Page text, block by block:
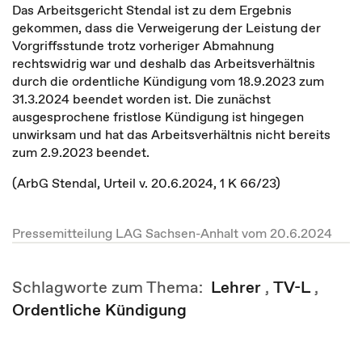
Das Arbeitsgericht Stendal ist zu dem Ergebnis
gekommen, dass die Verweigerung der Leistung der
Vorgriffsstunde trotz vorheriger Abmahnung
rechtswidrig war und deshalb das Arbeitsverhältnis
durch die ordentliche Kündigung vom 18.9.2023 zum
31.3.2024 beendet worden ist. Die zunächst
ausgesprochene fristlose Kündigung ist hingegen
unwirksam und hat das Arbeitsverhältnis nicht bereits
zum 2.9.2023 beendet.
(ArbG Stendal, Urteil v. 20.6.2024, 1 K 66/23)
Pressemitteilung LAG Sachsen-Anhalt vom 20.6.2024
Schlagworte zum Thema: Lehrer , TV-L,
Ordentliche Kündigung